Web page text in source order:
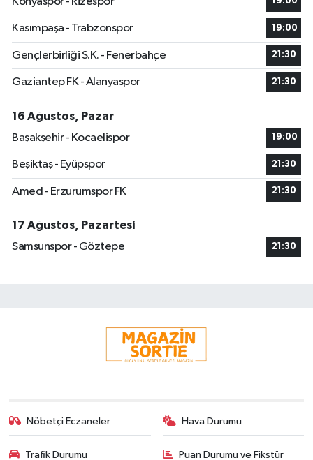
Kasımpaşa - Trabzonspor 19:00
Gençlerbirliği S.K. - Fenerbahçe 21:30
Gaziantep FK - Alanyaspor 21:30
16 Ağustos, Pazar
Başakşehir - Kocaelispor
19:00
Beşiktaş - Eyüpspor 21:30
Amed - Erzurumspor FK 21:30
17 Ağustos, Pazartesi
Samsunspor - Göztepe
21:30
Nöbetçi Eczaneler Hava Durumu
Trafik Durumu Puan Durumu ve Fikstür